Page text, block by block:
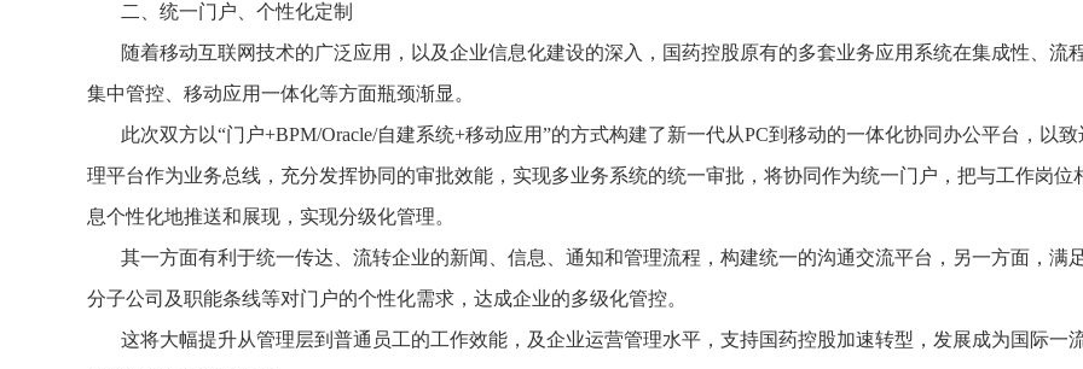
二、统一门户、个性化定制
随着移动互联网技术的广泛应用，以及企业信息化建设的深入，国药控股原有的多套业务应用系统在集成性、流
集中管控、移动应用一体化等方面瓶颈渐显。
此次双方以“门户+BPM/Oracle/自建系统+移动应用”的方式构建了新一代从PC到移动的一体化协同办公平台，以
理平台作为业务总线，充分发挥协同的审批效能，实现多业务系统的统一审批，将协同作为统一门户，把与工作岗位
息个性化地推送和展现，实现分级化管理。
其一方面有利于统一传达、流转企业的新闻、信息、通知和管理流程，构建统一的沟通交流平台，另一方面，满足
分子公司及职能条线等对门户的个性化需求，达成企业的多级化管控。
这将大幅提升从管理层到普通员工的工作效能，及企业运营管理水平，支持国药控股加速转型，发展成为国际一流